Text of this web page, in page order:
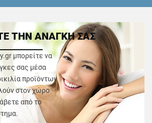
ΤΗΝ ΑΝΑΓΚΗ ΣΑΣ
μπορείτε να
σας μέσα
προϊόντων
στον χώρο
από το